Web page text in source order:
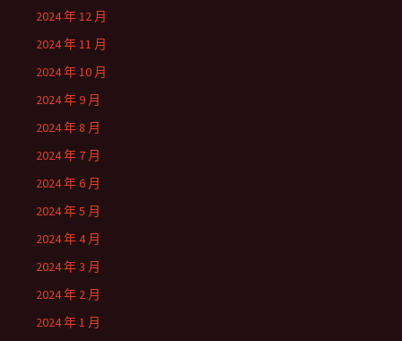
2024 年 12 月
2024 年 11 月
2024 年 10 月
2024 年 9 月
2024 年 8 月
2024 年 7 月
2024 年 6 月
2024 年 5 月
2024 年 4 月
2024 年 3 月
2024 年 2 月
2024 年 1 月